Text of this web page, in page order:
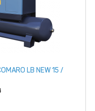
LB NEW 15 /